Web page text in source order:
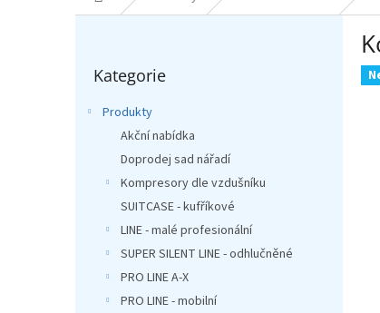
Domů
kategorie
Kategorie
Produkty
Akční nabídka
Doprodej sad nářadí
Kompresory dle vzdušníku
SUITCASE - kufříkové
LINE - malé profesionální
SUPER SILENT LINE - odhlučněné
PRO LINE A-X
PRO LINE - mobilní